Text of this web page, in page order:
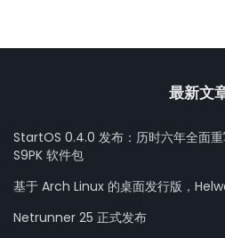
最新文
StartOS 0.4.0 发布：历时六年全面
S9PK 软件包
基于 Arch Linux 的桌面发行版，
Netrunner 25 正式发布